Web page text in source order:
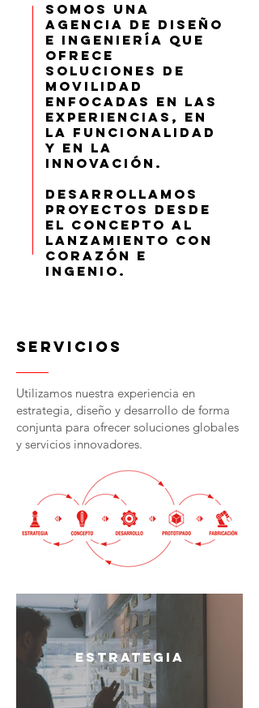
Somos una
agencia de diseño
e ingeniería que
ofrece
soluciones de
movilidad
enfocadas en las
experiencias, en
la funcionalidad
y en la
innovación.
Desarrollamos
proyectos desde
el concepto al
lanzamiento con
corazón e
ingenio.
servicios
Utilizamos nuestra experiencia en
estrategia, diseño y desarrollo de forma
conjunta para ofrecer soluciones globales
y servicios innovadores.
ESTRATEGIA